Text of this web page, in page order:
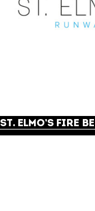
ST. ELMO’S FIRE